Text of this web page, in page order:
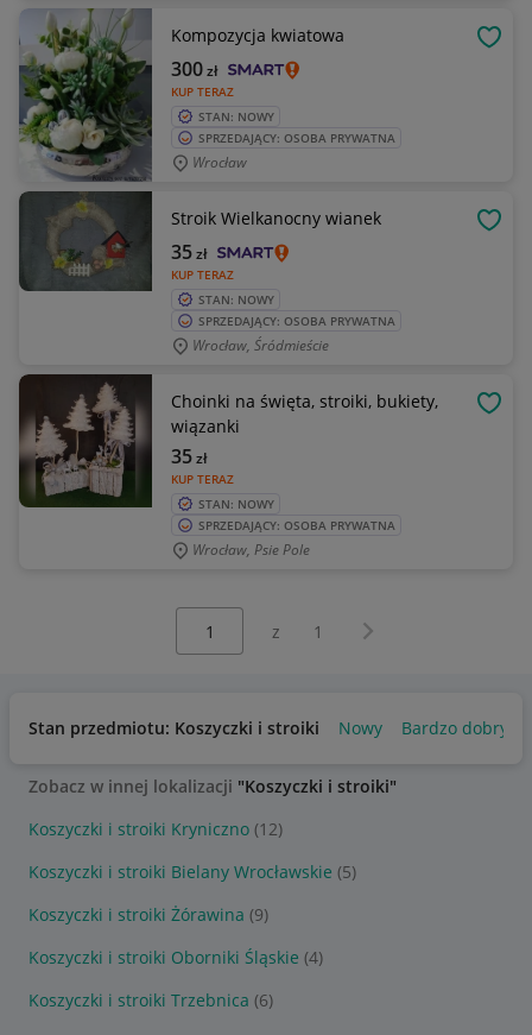
Kompozycja kwiatowa
KUP TERAZ
300zł
STAN: NOWY
SPRZEDAJĄCY: OSOBA PRYWATNA
Wrocław
Stroik Wielkanocny wianek
KUP TERAZ
35zł
STAN: NOWY
SPRZEDAJĄCY: OSOBA PRYWATNA
Wrocław, Śródmieście
Choinki na święta, stroiki, bukiety,
wiązanki
KUP TERAZ
35zł
STAN: NOWY
SPRZEDAJĄCY: OSOBA PRYWATNA
Wrocław, Psie Pole
z 1 Następna strona
Stan przedmiotu: Koszyczki i stroiki Nowy Bardzo dobry
Zobacz w innej lokalizacji "Koszyczki i stroiki"
Koszyczki i stroiki Kryniczno (12)
Koszyczki i stroiki Bielany Wrocławskie (5)
Koszyczki i stroiki Żórawina (9)
Koszyczki i stroiki Oborniki Śląskie (4)
Koszyczki i stroiki Trzebnica (6)